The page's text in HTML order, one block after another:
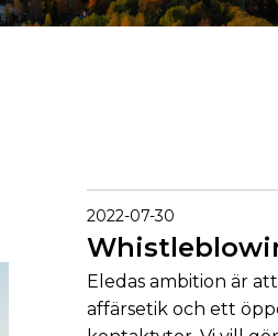
2022-07-30
Eledas ambition är
affärsetik och ett